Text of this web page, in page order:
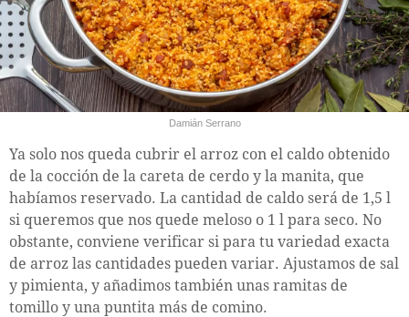
Damián Serrano
Ya solo nos queda cubrir el arroz con el caldo obtenido
de la cocción de la careta de cerdo y la manita, que
habíamos reservado. La cantidad de caldo será de 1,5 l
si queremos que nos quede meloso o 1 l para seco. No
obstante, conviene verificar si para tu variedad exacta
de arroz las cantidades pueden variar. Ajustamos de sal
y pimienta, y añadimos también unas ramitas de
tomillo y una puntita más de comino.